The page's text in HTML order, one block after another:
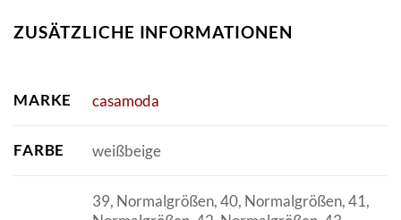
ZUSÄTZLICHE INFORMATIONEN
MARKE casamoda
FARBE weißbeige
39, Normalgrößen, 40, Normalgrößen, 41,